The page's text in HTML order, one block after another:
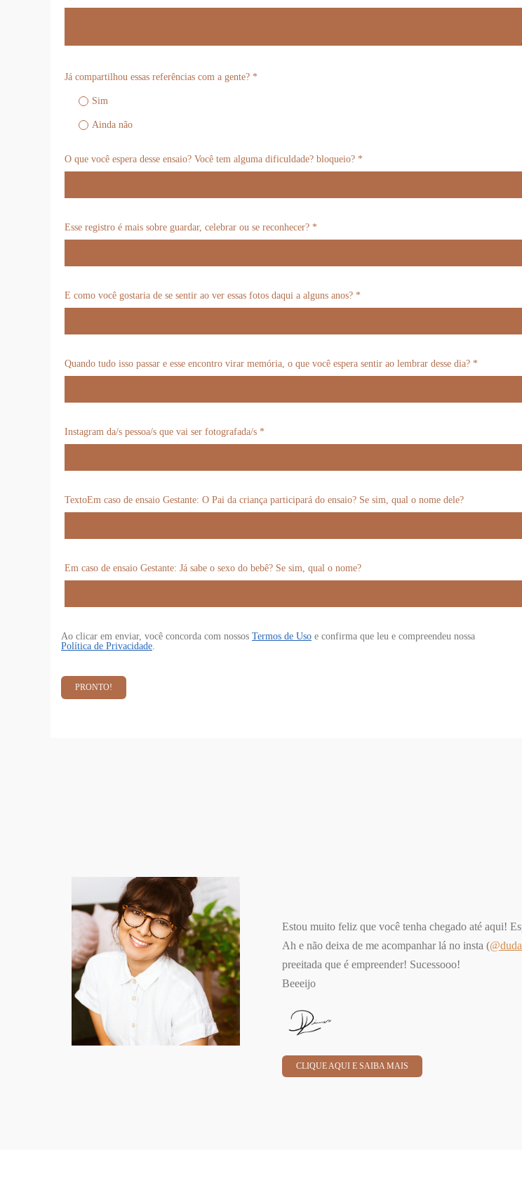
Já compartilhou essas referências com a gente? *
Sim
Ainda não
O que você espera desse ensaio? Você tem alguma dificuldade? bloqueio? *
Esse registro é mais sobre guardar, celebrar ou se reconhecer? *
E como você gostaria de se sentir ao ver essas fotos daqui a alguns anos? *
Quando tudo isso passar e esse encontro virar memória, o que você espera sentir ao lembrar desse dia? *
Instagram da/s pessoa/s que vai ser fotografada/s *
TextoEm caso de ensaio Gestante: O Pai da criança participará do ensaio? Se sim, qual o nome dele?
Em caso de ensaio Gestante: Já sabe o sexo do bebê? Se sim, qual o nome?
Ao clicar em enviar, você concorda com nossos Termos de Uso e confirma que leu e compreendeu nossa
Política de Privacidade.
PRONTO!
Estou muito feliz que você tenha chegado até aqui!
Ah e não deixa de me acompanhar lá no insta (
preeitada que é empreender! Sucessooo!
Beeeijo
CLIQUE AQUI E SAIBA MAIS